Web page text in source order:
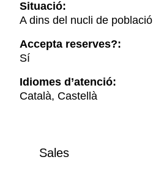
Situació:
A dins del nucli de població
Accepta reserves?:
Sí
Idiomes d’atenció:
Català, Castellà
Sales